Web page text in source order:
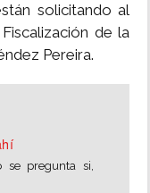
solicitando al
de la
Pereira.
se pregunta si,